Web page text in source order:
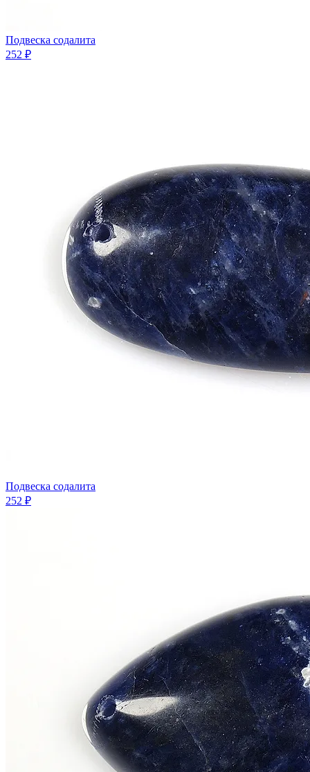
Подвеска содалита
252 ₽
Подвеска содалита
252 ₽